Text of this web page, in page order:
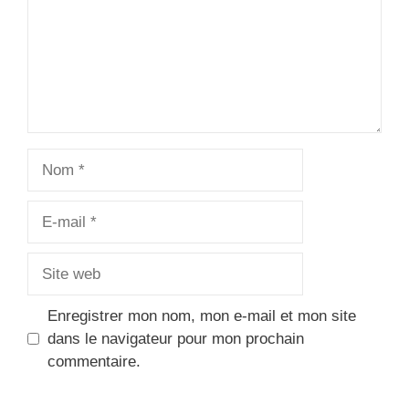
Enregistrer mon nom, mon e-mail et mon site
dans le navigateur pour mon prochain
commentaire.